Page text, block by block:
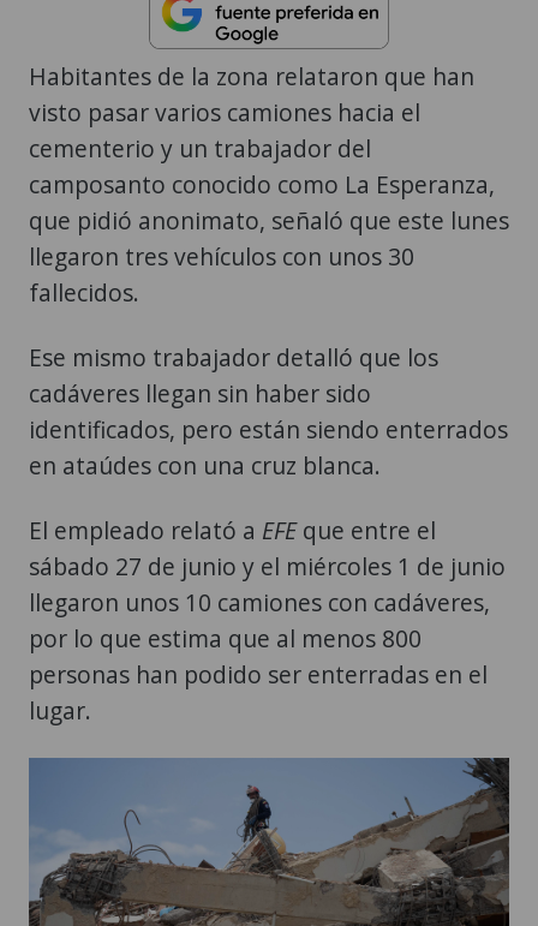
Habitantes de la zona relataron que han
visto pasar varios camiones hacia el
cementerio y un trabajador del
camposanto conocido como La Esperanza,
que pidió anonimato, señaló que este lunes
llegaron tres vehículos con unos 30
fallecidos.
Ese mismo trabajador detalló que los
cadáveres llegan sin haber sido
identificados, pero están siendo enterrados
en ataúdes con una cruz blanca.
El empleado relató a EFEque entre el
sábado 27 de junio y el miércoles 1 de junio
llegaron unos 10 camiones con cadáveres,
por lo que estima que al menos 800
personas han podido ser enterradas en el
lugar.